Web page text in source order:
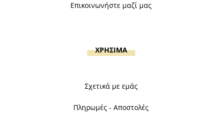
Επικοινωνήστε μαζί μας
ΧΡΗΣΙΜΑ
Σχετικά με εμάς
Πληρωμές - Αποστολές